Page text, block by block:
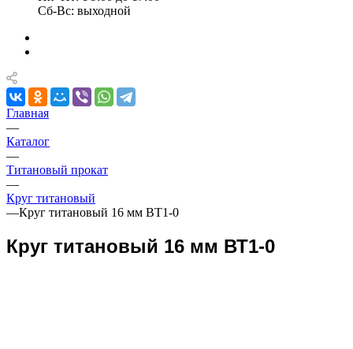
Сб-Вс: выходной
Главная
—
Каталог
—
Титановый прокат
—
Круг титановый
—Круг титановый 16 мм ВТ1-0
Круг титановый 16 мм ВТ1-0